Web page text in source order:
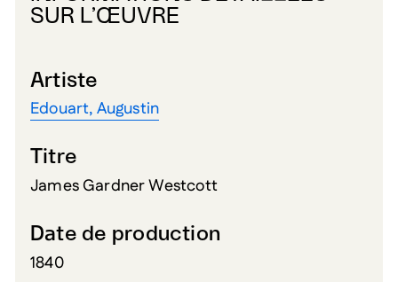
SUR L’ŒUVRE
Artiste
Edouart, Augustin
Titre
James Gardner Westcott
Date de production
1840